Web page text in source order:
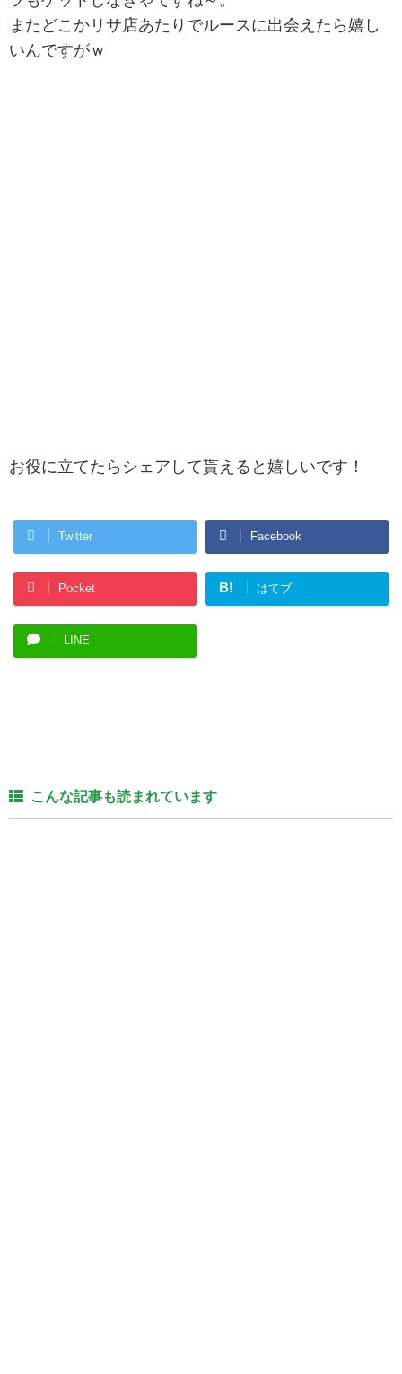
またどこかリサ店あたりでルースに出会えたら嬉し
いんですがｗ
お役に立てたらシェアして貰えると嬉しいです！
Twitter Facebook
Pocket B! はてブ
LINE
こんな記事も読まれています